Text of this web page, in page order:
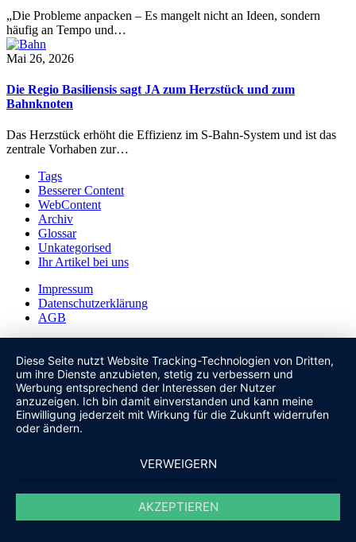
„Die Probleme anpacken – Es mangelt nicht an Ideen, sondern
häufig an Tempo und…
Mai 26, 2026
Die Regio Basiliensis sagt JA zum Herzstück und zum
Bahnknoten
Das Herzstück erhöht die Effizienz im S-Bahn-System und ist das
zentrale Vorhaben zur…
Tags
Besserer Content
WebContent
Archiv
Glossar
Unkategorised
Ihr Artikel bei uns
Impressum
Datenschutzerklärung
AGB
Diese Seite nutzt Website Tracking-Technologien von Dritten,
um ihre Dienste anzubieten, stetig zu verbessern und
Werbung entsprechend der Interessen der Nutzer
anzuzeigen. Ich bin damit einverstanden und kann meine
Einwilligung jederzeit mit Wirkung für die Zukunft widerrufen
oder ändern.
VERWEIGERN
AKZEPTIEREN